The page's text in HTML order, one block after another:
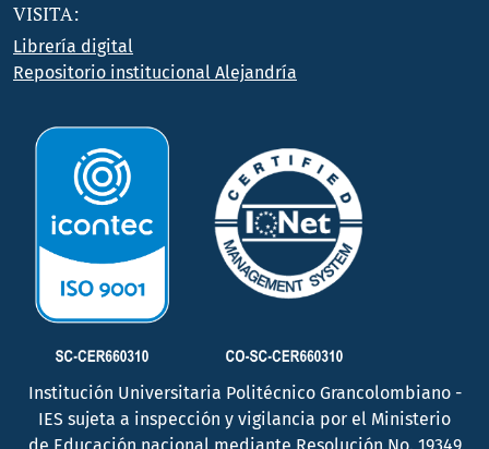
VISITA:
Librería digital
Repositorio institucional Alejandría
Institución Universitaria Politécnico Grancolombiano -
IES sujeta a inspección y vigilancia por el Ministerio